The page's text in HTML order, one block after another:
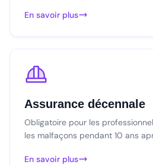
En savoir plus
Assurance décennale
Obligatoire pour les
les malfaçons pendant 10 ans
En savoir plus